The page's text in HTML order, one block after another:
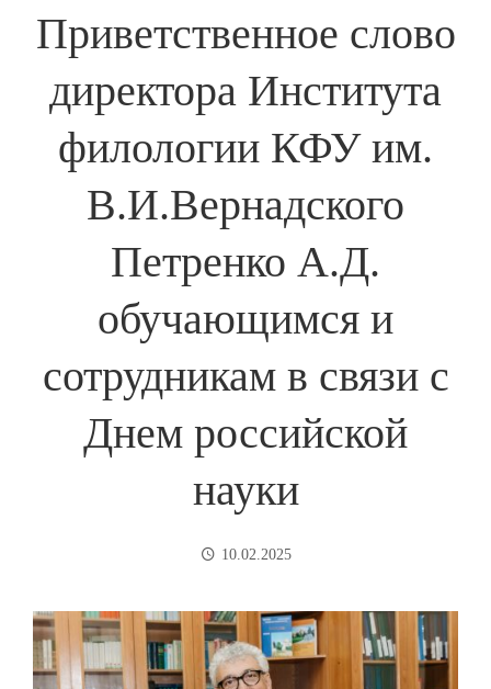
Приветственное слово
директора Института
филологии КФУ им.
В.И.Вернадского
Петренко А.Д.
обучающимся и
сотрудникам в связи с
Днем российской
науки
10.02.2025